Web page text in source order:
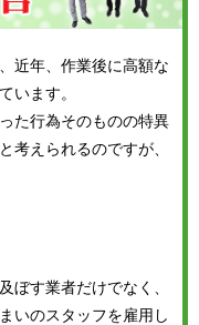
近年、作業後に高額な
います。
た行為そのものの特異
考えられるのですが、
ぼす業者だけでなく、
いのスタッフを雇用し